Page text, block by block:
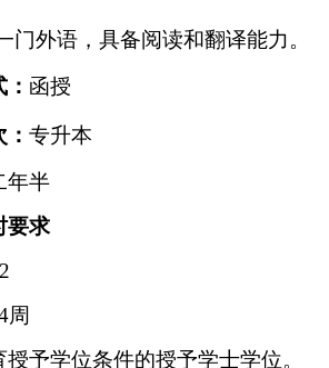
门外语，具备阅读和翻译能力。
函授
专升本
年半
要求
周
予学位条件的授予学士学位。